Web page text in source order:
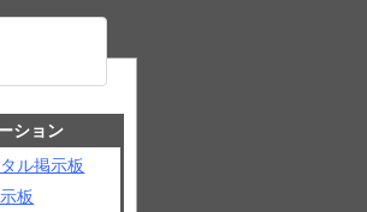
ション
ル掲示板
板